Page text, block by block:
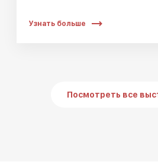
Узнать больше
Посмотреть все